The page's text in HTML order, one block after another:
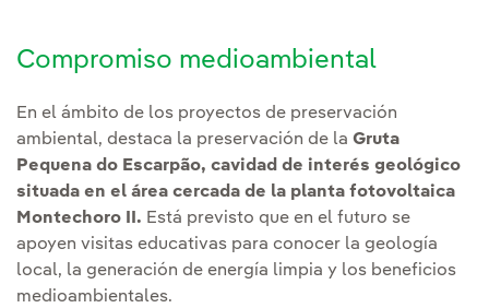
Compromiso medioambiental
En el ámbito de los proyectos de preservación
ambiental, destaca la preservación de la Gruta
Pequena do Escarpão, cavidad de interés geológico
situada en el área cercada de la planta fotovoltaica
Montechoro II. Está previsto que en el futuro se
apoyen visitas educativas para conocer la geología
local, la generación de energía limpia y los beneficios
medioambientales.